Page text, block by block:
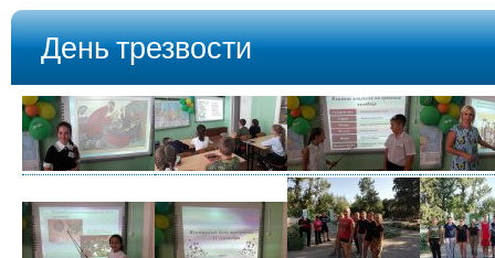
День трезвости